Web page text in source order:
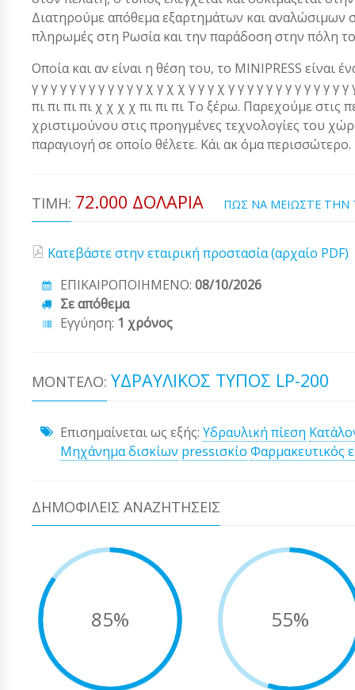
Διατηρούμε απόθεμα εξαρτημάτων και αναλώσιμων
πληρωμές στη Ρωσία και την παράδοση στην πόλη
Οποία και αν είναι η θέση του, το MINIPRESS είναι
γ γ γ γ γ γ γ γ γ γ γ γ χ γ χ χ γ γ γ χ γ γ γ γ γ γ γ γ γ γ
πι πι πι πι χ χ χ χ πι πι πι Το ξέρω. Παρεχούμε στις
χριστιμούνου στις προηγμένες τεχνολογίες του
παραγιογή σε οποίο θέλετε. Κάι ακ όμα περισσώτερο.
ΤΙΜΉ: 72.000 ΔΟΛΆΡΙΑ ΠΩΣ ΝΑ ΜΕΙΩΣΤΕ ΤΗΝ
Κατεβάστε στην εταιρική προστασία (αρχαίο PDF)
ΕΠΙΚΑΙΡΟΠΟΙΗΜΕΝΟ: 08/10/2026
Σε απόθεμα
Εγγύηση: 1 χρόνος
ΜΟΝΤΈΛΟ: ΥΔΡΑΥΛΙΚΌΣ ΤΎΠΟΣ LP-200
Επισημαίνεται ως εξής: Υδραυλική πίεση
Μηχάνημα δισκίων pressισκίο Φαρμακευτικός
ΔΗΜΟΦΙΛΕΊΣ ΑΝΑΖΗΤΉΣΕΙΣ
85% 55%